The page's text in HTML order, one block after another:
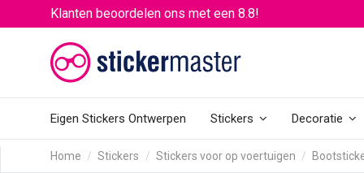
Klanten beoordelen ons met een 8.8!
Eigen Stickers Ontwerpen Stickers Decoratie
Home Stickers Stickers voor op voertuigen